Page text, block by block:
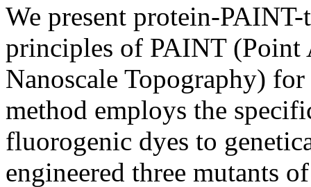
We present protein-
principles of PAINT
Nanoscale Topography)
method employs the
fluorogenic dyes to
engineered three mutants